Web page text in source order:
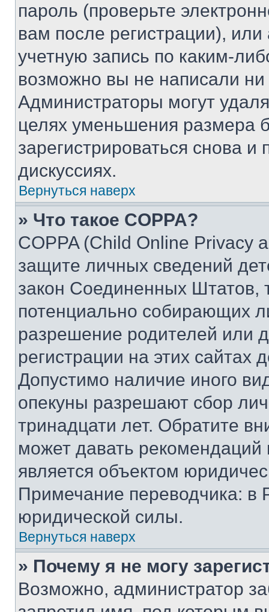
пароль (проверьте
вам после регистрации),
учетную запись по каким-
возможно вы не написали
Администраторы могут
целях уменьшения размера
зарегистрироваться снова и
дискуссиях.
Вернуться наверх
» Что такое COPPA?
COPPA (Child Online Privacy
защите личных сведений
закон Соединенных Штатов,
потенциально собирающих
разрешение родителей или
регистрации на этих сайтах
Допустимо наличие иного
опекуны разрешают сбор
тринадцати лет. Обратите
может давать
является объектом
Примечание переводчика: в
юридической силы.
Вернуться наверх
» Почему я не могу
Возможно, администратор